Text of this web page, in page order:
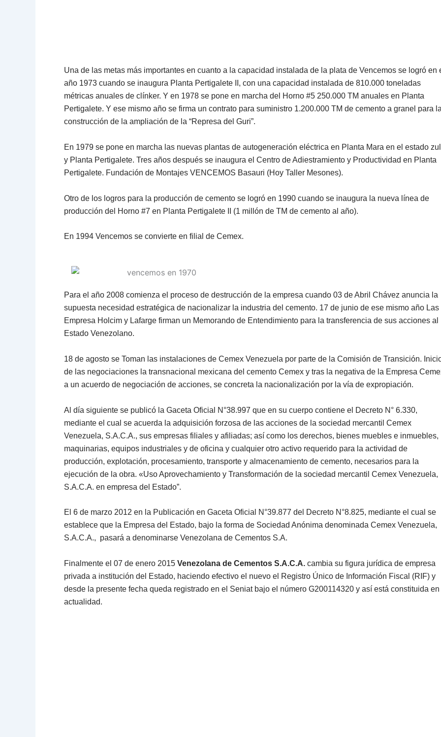
Una de las metas más importantes en cuanto a la capacidad instalada de la plata de Vencemos se logró en
año 1973 cuando se inaugura Planta Pertigalete II, con una capacidad instalada de 810.000 toneladas
métricas anuales de clínker. Y en 1978 se pone en marcha del Horno #5 250.000 TM anuales en Planta
Pertigalete. Y ese mismo año se firma un contrato para suministro 1.200.000 TM de cemento a granel para
construcción de la ampliación de la “Represa del Guri”.
En 1979 se pone en marcha las nuevas plantas de autogeneración eléctrica en Planta Mara en el estado
y Planta Pertigalete. Tres años después se inaugura el Centro de Adiestramiento y Productividad en Planta
Pertigalete. Fundación de Montajes VENCEMOS Basauri (Hoy Taller Mesones).
Otro de los logros para la producción de cemento se logró en 1990 cuando se inaugura la nueva línea de
producción del Horno #7 en Planta Pertigalete II (1 millón de TM de cemento al año).
En 1994 Vencemos se convierte en filial de Cemex.
Para el año 2008 comienza el proceso de destrucción de la empresa cuando 03 de Abril Chávez anuncia la
supuesta necesidad estratégica de nacionalizar la industria del cemento. 17 de junio de ese mismo año Las
Empresa Holcim y Lafarge firman un Memorando de Entendimiento para la transferencia de sus acciones al
Estado Venezolano.
18 de agosto se Toman las instalaciones de Cemex Venezuela por parte de la Comisión de Transición.
de las negociaciones la transnacional mexicana del cemento Cemex y tras la negativa de la Empresa
a un acuerdo de negociación de acciones, se concreta la nacionalización por la vía de expropiación.
Al día siguiente se publicó la Gaceta Oficial N°38.997 que en su cuerpo contiene el Decreto N° 6.330,
mediante el cual se acuerda la adquisición forzosa de las acciones de la sociedad mercantil Cemex
Venezuela, S.A.C.A., sus empresas filiales y afiliadas; así como los derechos, bienes muebles e inmuebles,
maquinarias, equipos industriales y de oficina y cualquier otro activo requerido para la actividad de
producción, explotación, procesamiento, transporte y almacenamiento de cemento, necesarios para la
ejecución de la obra. «Uso Aprovechamiento y Transformación de la sociedad mercantil Cemex Venezuela,
S.A.C.A. en empresa del Estado”.
El 6 de marzo 2012 en la Publicación en Gaceta Oficial N°39.877 del Decreto N°8.825, mediante el cual se
establece que la Empresa del Estado, bajo la forma de Sociedad Anónima denominada Cemex Venezuela,
S.A.C.A., pasará a denominarse Venezolana de Cementos S.A.
Finalmente el 07 de enero 2015 Venezolana de Cementos S.A.C.A. cambia su figura jurídica de empresa
privada a institución del Estado, haciendo efectivo el nuevo el Registro Único de Información Fiscal (RIF) y
desde la presente fecha queda registrado en el Seniat bajo el número G200114320 y así está constituida
actualidad.